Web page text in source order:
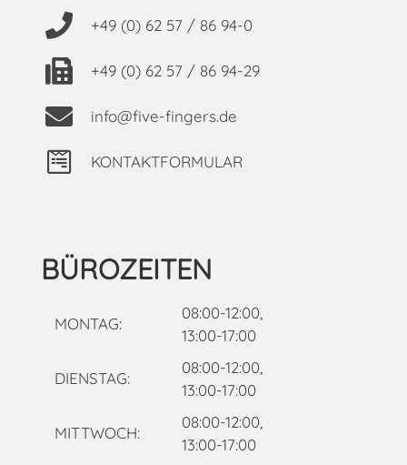
+49 (0) 62 57 / 86 94-0
+49 (0) 62 57 / 86 94-29
info@five-fingers.de
KONTAKTFORMULAR
BÜROZEITEN
MONTAG:
08:00-12:00,
13:00-17:00
DIENSTAG:
08:00-12:00,
13:00-17:00
MITTWOCH:
08:00-12:00,
13:00-17:00